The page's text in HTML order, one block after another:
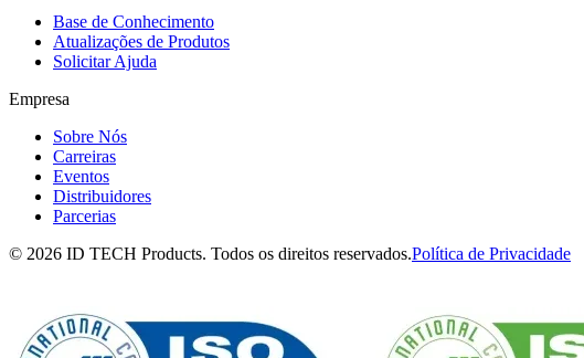
Base de Conhecimento
Atualizações de Produtos
Solicitar Ajuda
Empresa
Sobre Nós
Carreiras
Eventos
Distribuidores
Parcerias
© 2026 ID TECH Products. Todos os direitos reservados.Política de Privacidade